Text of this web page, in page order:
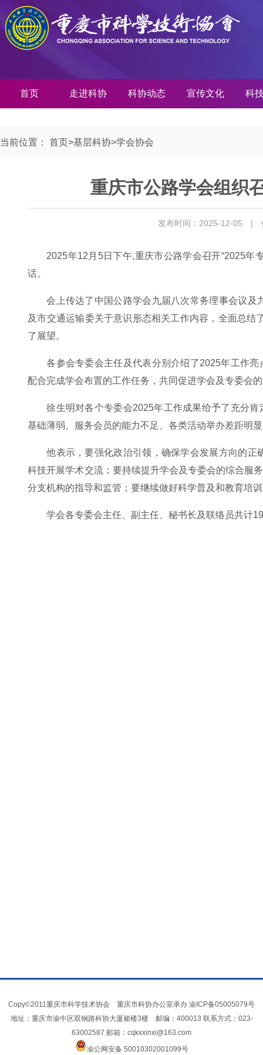
首页 走进科协 科协动态 宣传文化 科
当前位置： 首页>基层科协>学会协会
重庆市公路学会组织
发布时间：2025-12-05 |
2025年12月5日下午,重庆市公路学会召开“2025年
话。
会上传达了中国公路学会九届八次常务理事会议
及市交通运输委关于意识形态相关工作内容，全面总
了展望。
各参会专委会主任及代表分别介绍了2025年工作
配合完成学会布置的工作任务，共同促进学会及专委会
徐生明对各个专委会2025年工作成果给予了充分
基础薄弱、服务会员的能力不足、各类活动举办差距明
他表示，要强化政治引领，确保学会发展方向的
科技开展学术交流；要持续提升学会及专委会的综合服
分支机构的指导和监管；要继续做好科学普及和教育培
学会各专委会主任、副主任、秘书长及联络员共计
Copy©2011重庆市科学技术协会 重庆市科协办公室承办 渝ICP备05005079号
地址：重庆市渝中区双钢路科协大厦裙楼3楼 邮编：400013 联系方式：023-
63002587 邮箱：cqkxxinxi@163.com
渝公网安备 50010302001099号